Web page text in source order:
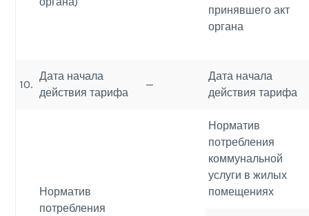
принявшего акт
органа
10.
Дата начала
действия тарифа
—
Дата начала
действия тарифа
Норматив
потребления
Норматив
потребления
коммунальной
услуги в жилых
помещениях